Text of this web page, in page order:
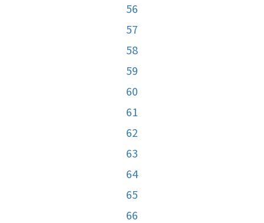
56
57
58
59
60
61
62
63
64
65
66